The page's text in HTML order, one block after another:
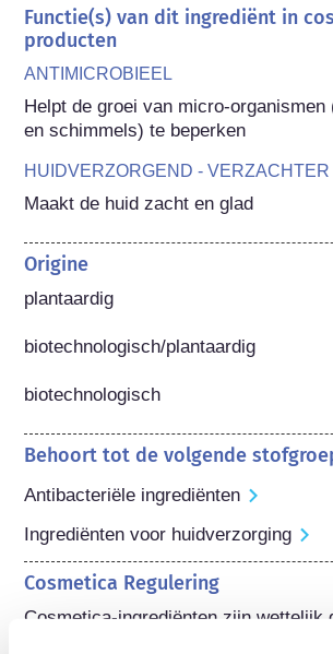
Functie(s) van dit ingrediënt in
producten
ANTIMICROBIEEL
Helpt de groei van micro-organismen
en schimmels) te beperken
HUIDVERZORGEND - VERZACHTER
Maakt de huid zacht en glad
Origine
plantaardig
biotechnologisch/plantaardig
biotechnologisch
Behoort tot de volgende
Antibacteriële ingrediënten
Ingrediënten voor huidverzorging
Cosmetica Regulering
Cosmetica-ingrediënten zijn wettelijk
op: er kunnen andere regels gelden